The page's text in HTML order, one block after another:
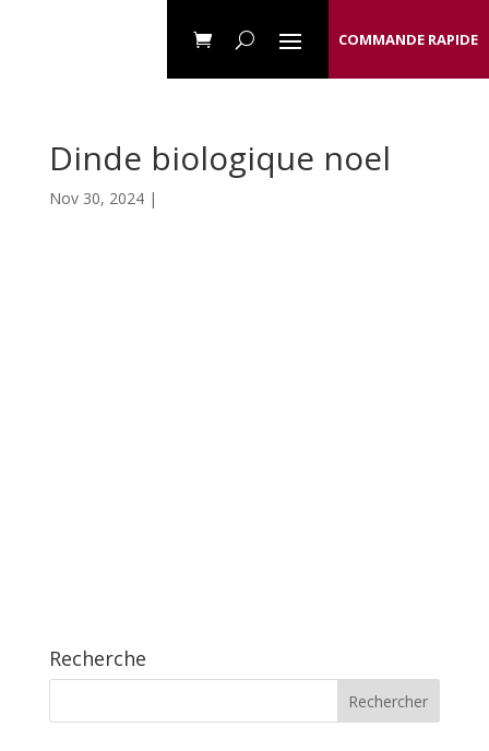
COMMANDE RAPIDE
Dinde biologique noel
Nov 30, 2024 |
Recherche